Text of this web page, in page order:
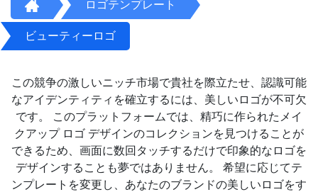
ロゴテンプレート
ビューティーロゴ
この競争の激しいニッチ市場で貴社を際立たせ、認識可能
なアイデンティティを確立するには、美しいロゴが不可欠
です。 このプラットフォームでは、精巧に作られたメイ
クアップ ロゴ デザインのコレクションを見つけることが
できるため、画面に数回タッチするだけで印象的なロゴを
デザインすることも夢ではありません。 希望に応じてテ
ンプレートを変更し、あなたのブランドの美しいロゴをす